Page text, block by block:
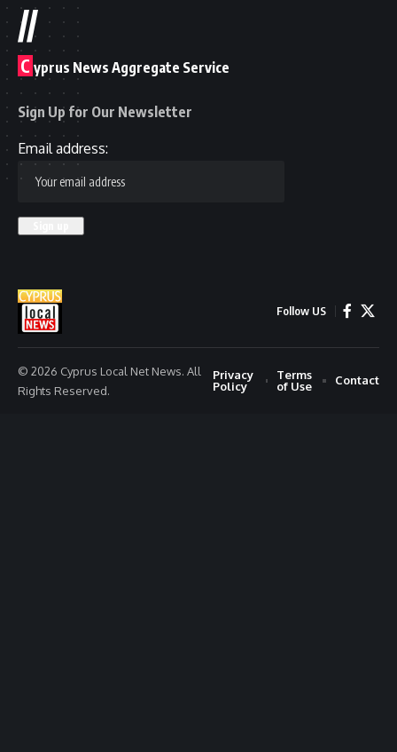
//
C yprus News Aggregate Service
Sign Up for Our Newsletter
Email address:
Follow US
© 2026 Cyprus Local Net News. All
Rights Reserved.
Privacy
Policy
Terms
of Use
Contact